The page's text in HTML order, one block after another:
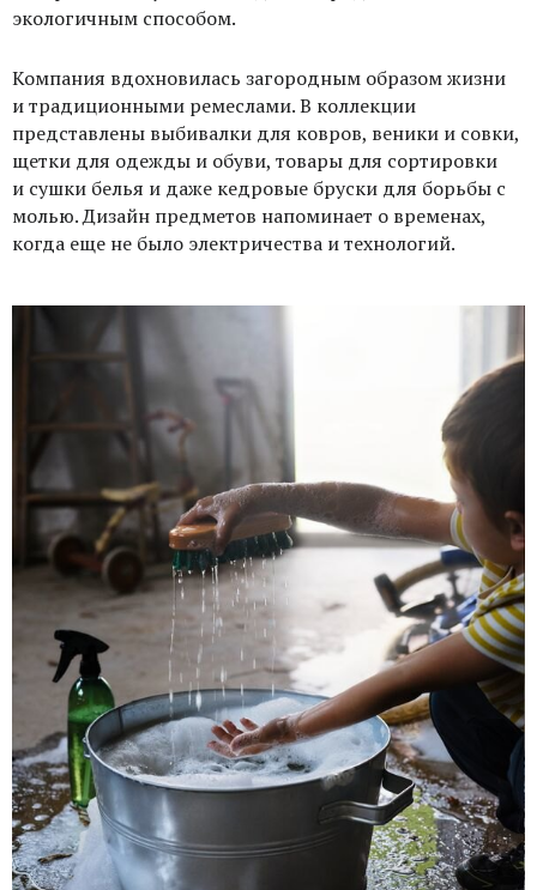
экологичным способом.
Компания вдохновилась загородным образом жизни
и традиционными ремеслами. В коллекции
представлены выбивалки для ковров, веники и совки,
щетки для одежды и обуви, товары для сортировки
и сушки белья и даже кедровые бруски для борьбы с
молью. Дизайн предметов напоминает о временах,
когда еще не было электричества и технологий.